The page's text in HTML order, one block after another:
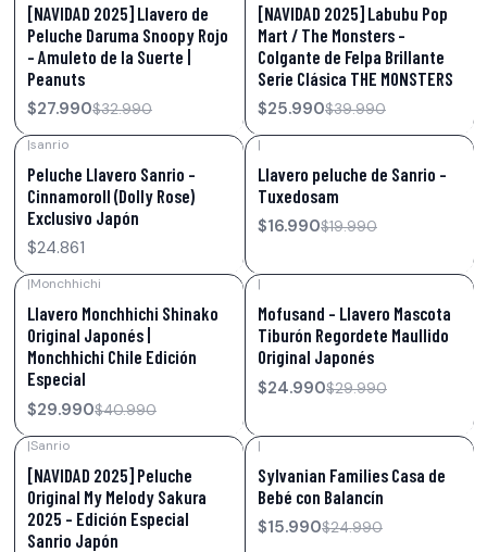
[NAVIDAD 2025] Llavero de
Peluche Daruma Snoopy Rojo
– Amuleto de la Suerte |
Peanuts
$27.990$32.990
[NAVIDAD 2025] Labubu Pop
Mart / The Monsters -
Colgante de Felpa Brillante
Serie Clásica THE MONSTERS
$25.990$39.990
|sanrio
Peluche Llavero Sanrio –
Cinnamoroll (Dolly Rose)
Exclusivo Japón
$24.861
|
Llavero peluche de Sanrio –
Tuxedosam
$16.990$19.990
|Monchhichi
Llavero Monchhichi Shinako
Original Japonés |
Monchhichi Chile Edición
Especial
$29.990$40.990
|
Mofusand – Llavero Mascota
Tiburón Regordete Maullido
Original Japonés
$24.990$29.990
|Sanrio
[NAVIDAD 2025] Peluche
Original My Melody Sakura
2025 – Edición Especial
Sanrio Japón
|
Sylvanian Families Casa de
Bebé con Balancín
$15.990$24.990